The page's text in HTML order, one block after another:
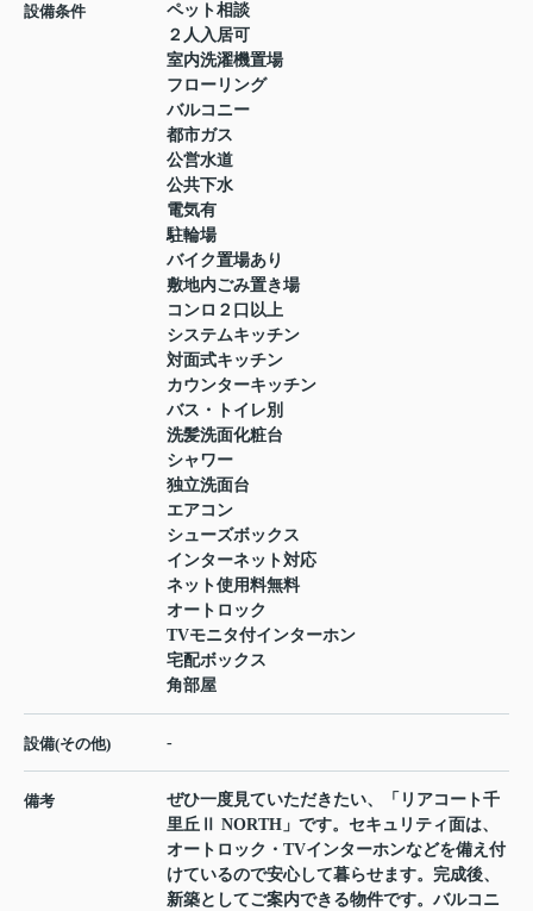
設備条件
ペット相談
２人入居可
室内洗濯機置場
フローリング
バルコニー
都市ガス
公営水道
公共下水
電気有
駐輪場
バイク置場あり
敷地内ごみ置き場
コンロ２口以上
システムキッチン
対面式キッチン
カウンターキッチン
バス・トイレ別
洗髪洗面化粧台
シャワー
独立洗面台
エアコン
シューズボックス
インターネット対応
ネット使用料無料
オートロック
TVモニタ付インターホン
宅配ボックス
角部屋
設備(その他) -
備考
ぜひ一度見ていただきたい、「リアコート千
里丘Ⅱ NORTH」です。セキュリティ面は、
オートロック・TVインターホンなどを備え付
けているので安心して暮らせます。完成後、
新築としてご案内できる物件です。バルコニ